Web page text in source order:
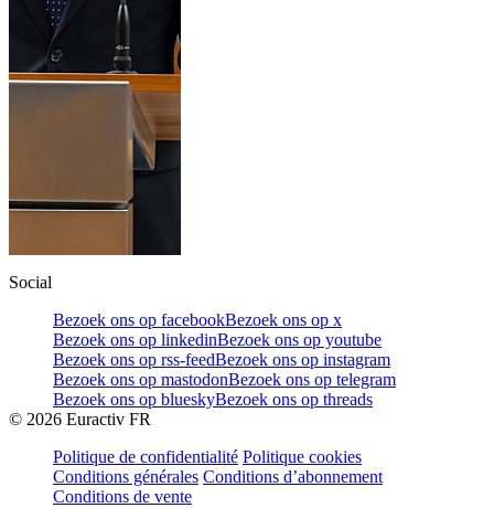
Social
Bezoek ons op facebookBezoek ons op x
Bezoek ons op linkedinBezoek ons op youtube
Bezoek ons op rss-feedBezoek ons op instagram
Bezoek ons op mastodonBezoek ons op telegram
Bezoek ons op blueskyBezoek ons op threads
© 2026 Euractiv FR
Politique de confidentialité Politique cookies
Conditions générales Conditions d’abonnement
Conditions de vente